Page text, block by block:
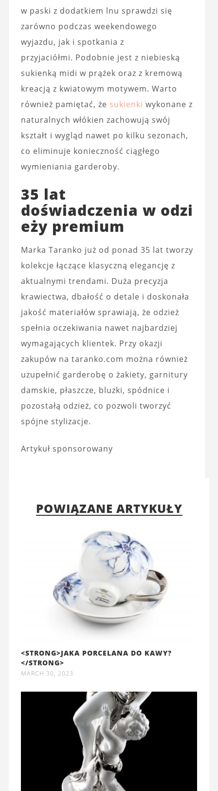
w paski z dodatkiem lnu sprawdzi się
zarówno podczas weekendowego
wyjazdu, jak i spotkania z
przyjaciółmi. Podobnie jest z niebieską
sukienką midi w prążek oraz z kremową
kreacją z kwiatowym motywem. Warto
również pamiętać, że sukienki wykonane z
naturalnych włókien zachowują swój
kształt i wygląd nawet po kilku sezonach,
co eliminuje konieczność ciągłego
wymieniania garderoby.
35 lat
doświadczenia w odzi
eży premium
Marka Taranko już od ponad 35 lat tworzy
kolekcje łączące klasyczną elegancję z
aktualnymi trendami. Duża precyzja
krawiectwa, dbałość o detale i doskonała
jakość materiałów sprawiają, że odzież
spełnia oczekiwania nawet najbardziej
wymagających klientek. Przy okazji
zakupów na taranko.com można również
uzupełnić garderobę o żakiety, garnitury
damskie, płaszcze, bluzki, spódnice i
pozostałą odzież, co pozwoli tworzyć
spójne stylizacje.
Artykuł sponsorowany
POWIĄZANE ARTYKUŁY
<STRONG>JAKA PORCELANA DO KAWY?
</STRONG>
MARCH 30, 2023